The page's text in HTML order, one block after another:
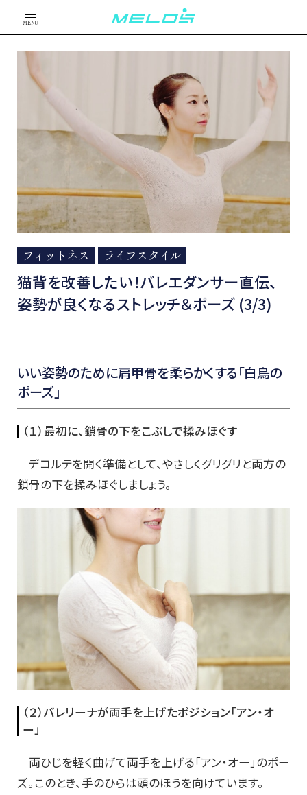
MENU
フィットネス ライフスタイル
猫背を改善したい！バレエダンサー直伝、
姿勢が良くなるストレッチ＆ポーズ (3/3)
いい姿勢のために肩甲骨を柔らかくする「白鳥の
ポーズ」
（１）最初に、鎖骨の下をこぶしで揉みほぐす
デコルテを開く準備として、やさしくグリグリと両方の
鎖骨の下を揉みほぐしましょう。
（２）バレリーナが両手を上げたポジション「アン・オ
ー」
両ひじを軽く曲げて両手を上げる「アン・オー」のポー
ズ。このとき、手のひらは頭のほうを向けています。